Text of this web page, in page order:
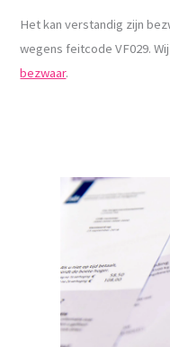
Het kan verstandig zijn
wegens feitcode VF029.
bezwaar.